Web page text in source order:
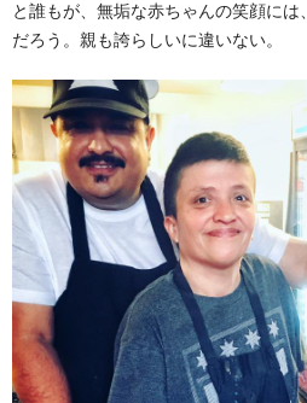
と誰もが、無垢な赤ちゃんの笑顔には
だろう。親も誇らしいに違いない。